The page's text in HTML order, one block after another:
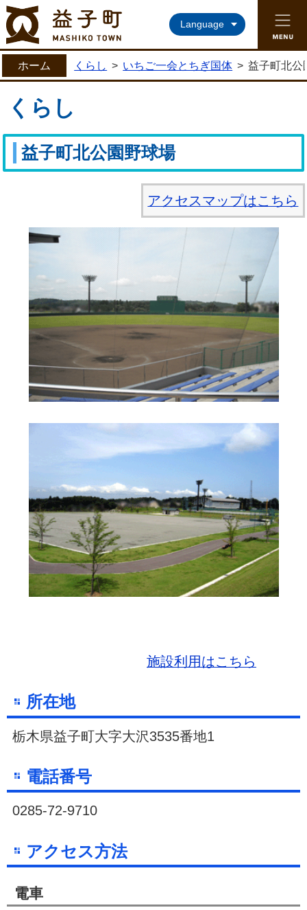
益子町ホームページ
Language
ホーム くらし > いちご一会とちぎ国体 > 益子町北公
くらし
益子町北公園野球場
アクセスマップはこちら
施設利用はこちら
所在地
栃木県益子町大字大沢3535番地1
電話番号
0285-72-9710
アクセス方法
電車